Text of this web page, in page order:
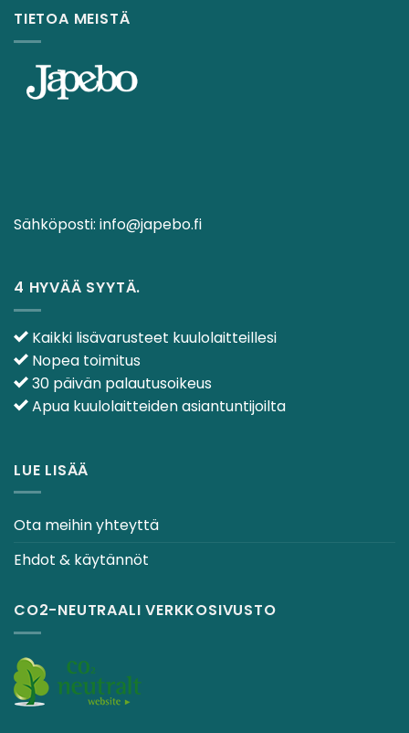
TIETOA MEISTÄ
Sähköposti: info@japebo.fi
4 HYVÄÄ SYYTÄ.
Kaikki lisävarusteet kuulolaitteillesi
Nopea toimitus
30 päivän palautusoikeus
Apua kuulolaitteiden asiantuntijoilta
LUE LISÄÄ
Ota meihin yhteyttä
Ehdot & käytännöt
CO2-NEUTRAALI VERKKOSIVUSTO